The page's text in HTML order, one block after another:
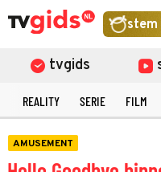
stem
tvgids
REALITY SERIE FILM
AMUSEMENT